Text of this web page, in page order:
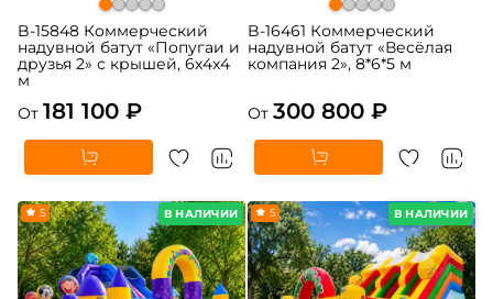
B-15848 Коммерческий
надувной батут «Попугаи и
друзья 2» с крышей, 6x4x4
м
От 181 100 ₽
B-16461 Коммерческий
надувной батут «Весёлая
компания 2», 8*6*5 м
От 300 800 ₽
В НАЛИЧИИ
5 В НАЛИЧИИ
5